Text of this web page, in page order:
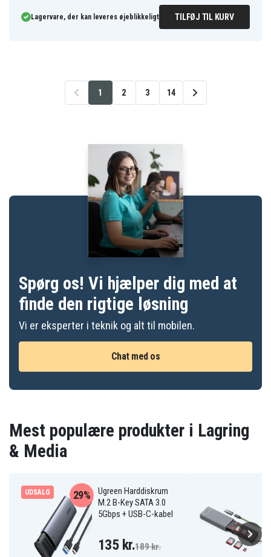
Lagervare, der kan leveres øjeblikkeligt TILFØJ TIL KURV
1 2 3 14
Spørg os! Vi hjælper dig med at
finde den rigtige løsning
Vi er eksperter i teknik og alt til mobilen.
Chat med os
Mest populære produkter i Lagring
& Media
UDSALG
Ugreen Harddiskrum
M.2 B-Key SATA 3.0
5Gbps + USB-C-kabel
29%
135 kr.189 kr.